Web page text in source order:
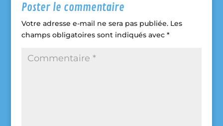
Poster le commentaire
Votre adresse e-mail ne sera pas publiée. Les
champs obligatoires sont indiqués avec *